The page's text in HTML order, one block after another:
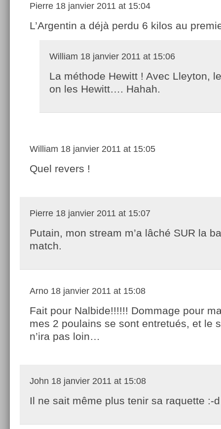
Pierre 18 janvier 2011 at 15:04
L’Argentin a déjà perdu 6 kilos au
William 18 janvier 2011 at 15:06
La méthode Hewitt ! Avec Lleyton,
on les Hewitt…. Hahah.
William 18 janvier 2011 at 15:05
Quel revers !
Pierre 18 janvier 2011 at 15:07
Putain, mon stream m’a lâché SUR la
match.
Arno 18 janvier 2011 at 15:08
Fait pour Nalbide!!!!!! Dommage pour
mes 2 poulains se sont entretués, et le
n’ira pas loin…
John 18 janvier 2011 at 15:08
Il ne sait même plus tenir sa raquette :-d